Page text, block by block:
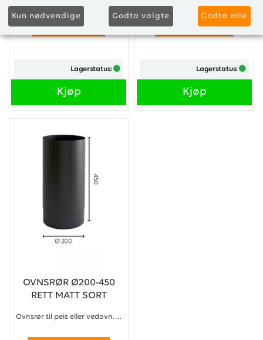
Kr 882,00
Lagerstatus:
Kjøp
Kr 1 137,00
Lagerstatus:
Kjøp
OVNSRØR Ø200-450
RETT MATT SORT
Ovnsrør til peis eller vedovn. ...
Kun nødvendige Godta valgte Godta alle